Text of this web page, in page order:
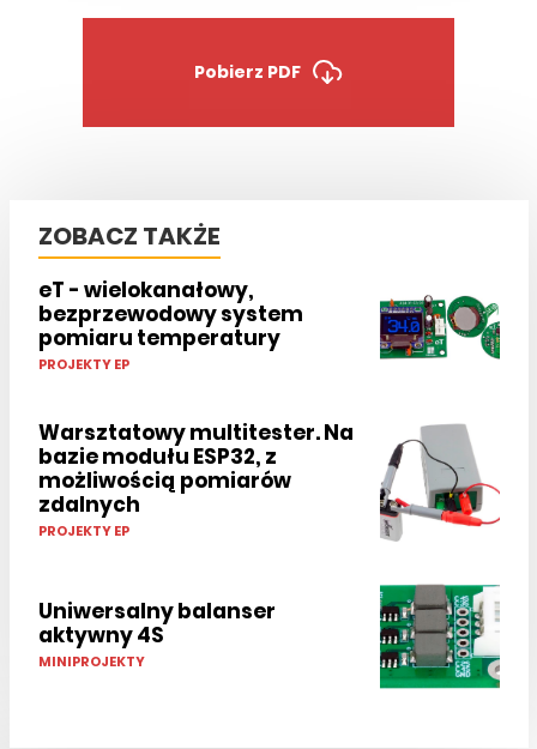
Pobierz PDF
ZOBACZ TAKŻE
eT - wielokanałowy,
bezprzewodowy system
pomiaru temperatury
PROJEKTY EP
Warsztatowy multitester. Na
bazie modułu ESP32, z
możliwością pomiarów
zdalnych
PROJEKTY EP
Uniwersalny balanser
aktywny 4S
MINIPROJEKTY